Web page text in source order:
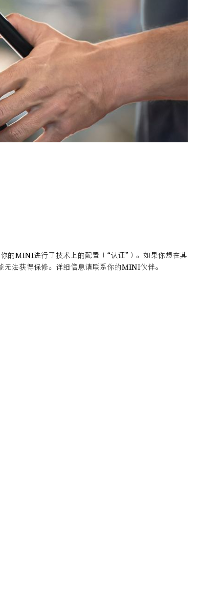
的MINI进行了技术上的配置（“认证”）。如果你想在其
法获得保修。详细信息请联系你的MINI伙伴。